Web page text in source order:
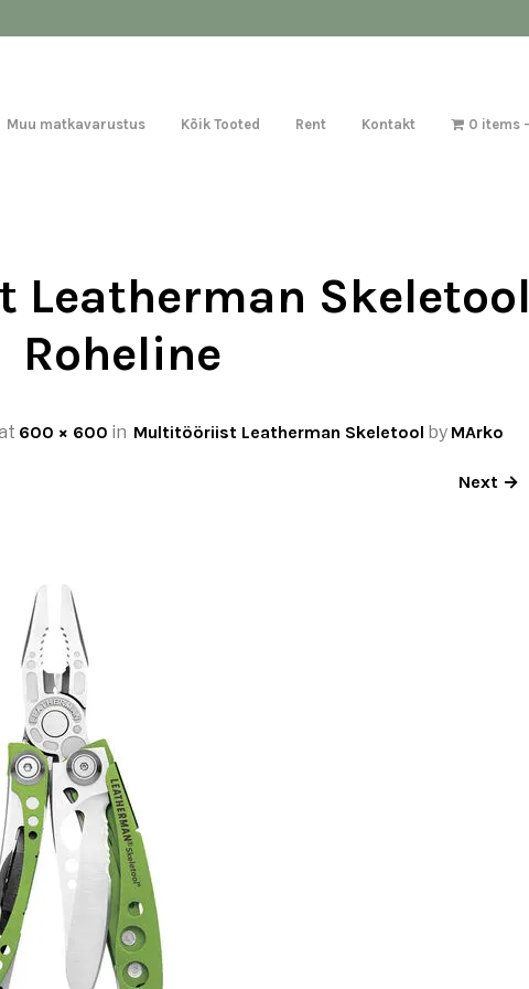
Muu matkavarustus Kõik Tooted Rent Kontakt 0 items
Skeletool
Roheline
600 × 600 in Multitööriist Leatherman Skeletool by MArko
Next →